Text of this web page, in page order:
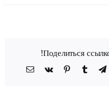
Поделиться
Telegram
Tumblr
Pinterest
Vk
כתובת